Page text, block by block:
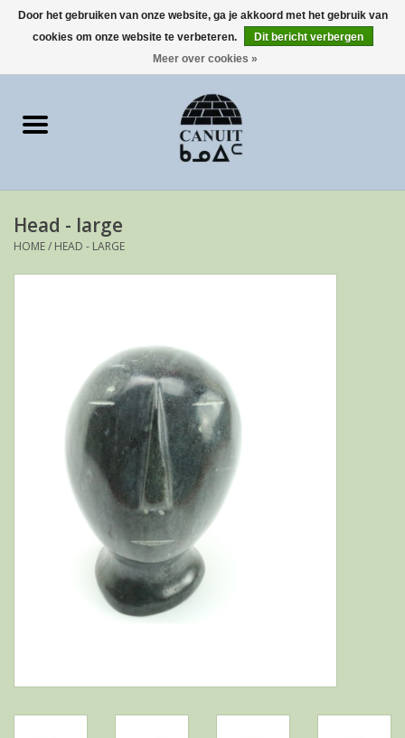
0 Artikelen - €0,00
Art Cards
sculpturen
prints
Head - large
HOME/ HEAD - LARGE
Door het gebruiken van onze website, ga je akkoord met het gebruik van
cookies om onze website te verbeteren.
Dit bericht verbergen
Meer over cookies »